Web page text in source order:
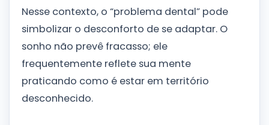
Nesse contexto, o “problema dental” pode
simbolizar o desconforto de se adaptar. O
sonho não prevê fracasso; ele
frequentemente reflete sua mente
praticando como é estar em território
desconhecido.